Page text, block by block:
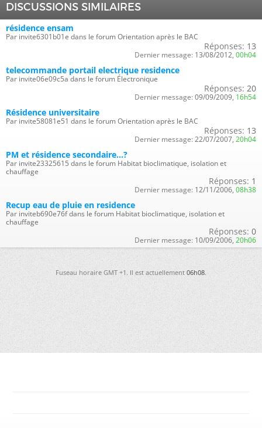
DISCUSSIONS SIMILAIRES
résidence ensam
Par invite6301b01e dans le forum Orientation après le BAC
Réponses: 13
Dernier message: 13/08/2012, 00h04
telecommande portail electrique residence
Par invite06e09c5a dans le forum Électronique
Réponses: 20
Dernier message: 09/09/2009, 16h54
Résidence universitaire
Par invite58081e51 dans le forum Orientation après le BAC
Réponses: 13
Dernier message: 22/07/2007, 20h04
PM et résidence secondaire...?
Par invite23325615 dans le forum Habitat bioclimatique, isolation et
chauffage
Réponses: 1
Dernier message: 12/11/2006, 08h38
Recup eau de pluie en residence
Par inviteb690e76f dans le forum Habitat bioclimatique, isolation et
chauffage
Réponses: 0
Dernier message: 10/09/2006, 20h06
Fuseau horaire GMT +1. Il est actuellement06h08.